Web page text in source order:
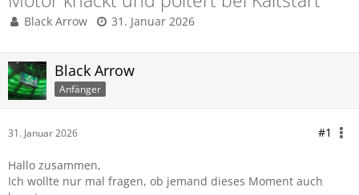
Black Arrow 31. Januar 2026
Black Arrow
Anfänger
31. Januar 2026 #1
Hallo zusammen,
Ich wollte nur mal fragen, ob jemand dieses Moment auch